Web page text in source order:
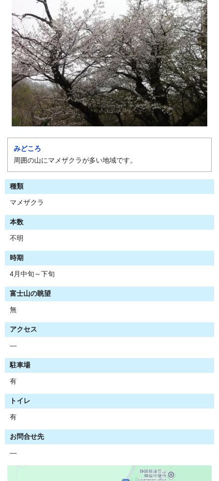
みどころ
周囲の山にマメザクラが多い地域です。
種類
マメザクラ
本数
不明
時期
4月中旬～下旬
富士山の眺望
無
アクセス
―
駐車場
有
トイレ
有
お問合せ先
―